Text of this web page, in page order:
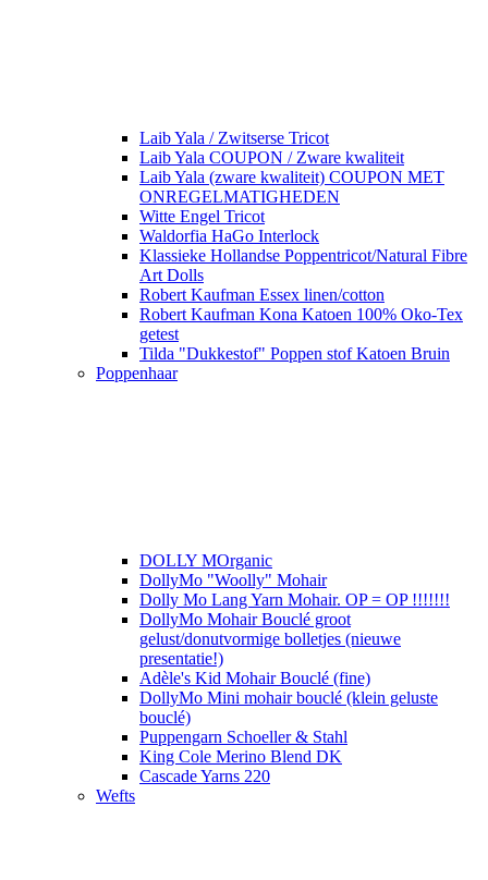
Laib Yala / Zwitserse Tricot
Laib Yala COUPON / Zware kwaliteit
Laib Yala (zware kwaliteit) COUPON MET
ONREGELMATIGHEDEN
Witte Engel Tricot
Waldorfia HaGo Interlock
Klassieke Hollandse Poppentricot/Natural Fibre
Art Dolls
Robert Kaufman Essex linen/cotton
Robert Kaufman Kona Katoen 100% Oko-Tex
getest
Tilda "Dukkestof" Poppen stof Katoen Bruin
Poppenhaar
DOLLY MOrganic
DollyMo "Woolly" Mohair
Dolly Mo Lang Yarn Mohair. OP = OP !!!!!!!
DollyMo Mohair Bouclé groot
gelust/donutvormige bolletjes (nieuwe
presentatie!)
Adèle's Kid Mohair Bouclé (fine)
DollyMo Mini mohair bouclé (klein geluste
bouclé)
Puppengarn Schoeller & Stahl
King Cole Merino Blend DK
Cascade Yarns 220
Wefts